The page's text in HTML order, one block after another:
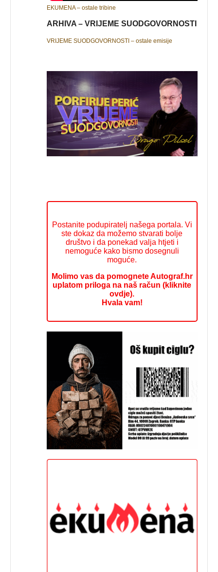
EKUMENA – ostale tribine
ARHIVA – VRIJEME SUODGOVORNOSTI
VRIJEME SUODGOVORNOSTI – ostale emisije
Postanite podupiratelj našega portala. Vi
ste dokaz da možemo stvarati bolje
društvo i da ponekad valja htjeti i
nemoguće kako bismo dosegnuli
moguće.
Molimo vas da pomognete Autograf.hr
uplatom priloga na naš račun (kliknite
ovdje).
Hvala vam!